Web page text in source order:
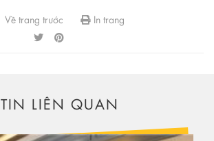
Về trang trước In trang
TIN LIÊN QUAN